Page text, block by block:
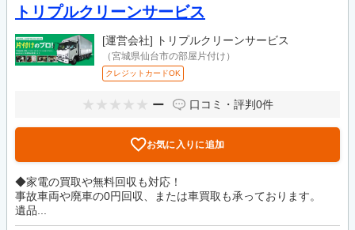
トリプルクリーンサービス
[運営会社] トリプルクリーンサービス
（宮城県仙台市の部屋片付け）
クレジットカードOK
ー 口コミ・評判0件
お気に入りに追加
◆家電の買取や無料回収も対応！
事故車両や廃車の0円回収、または車買取も承っております。
遺品...